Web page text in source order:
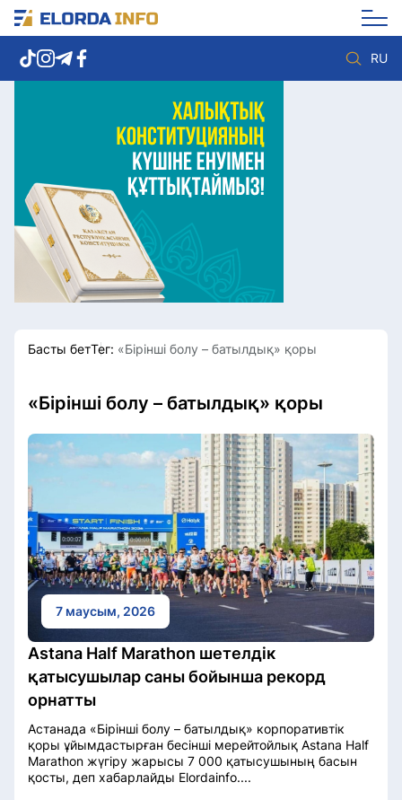
RU
Елорда жаңалықтары
Көзқарас
Саясат
Видео
Әлеумет
Экономика
Спорт
Мәдениет
Басты бетТег: «Бірінші болу – батылдық» қоры
«Бірінші болу – батылдық» қоры
7 маусым, 2026
Astana Half Marathon шетелдік
қатысушылар саны бойынша рекорд
орнатты
Астанада «Бірінші болу – батылдық» корпоративтік
қоры ұйымдастырған бесінші мерейтойлық Astana Half
Marathon жүгіру жарысы 7 000 қатысушының басын
қосты, деп хабарлайды Elordainfo....